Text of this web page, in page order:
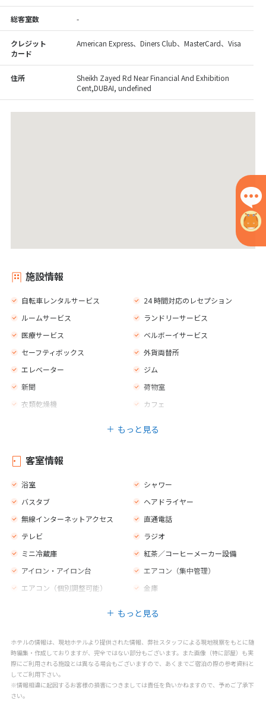
総客室数 -
クレジット
カード
American Express、Diners Club、MasterCard、Visa
住所
Sheikh Zayed Rd Near Financial And Exhibition
Cent,DUBAI, undefined
施設情報
自転車レンタルサービス
24 時間対応のレセプション
ルームサービス
ランドリーサービス
医療サービス
ベルボーイサービス
セーフティボックス
外貨両替所
エレベーター
ジム
新聞
荷物室
衣類乾燥機
カフェ
子供用の椅子
子供用プール
マッサージ
スパトリートメント
フィットネス
もっと見る
客室情報
浴室
シャワー
バスタブ
ヘアドライヤー
無線インターネットアクセス
直通電話
テレビ
ラジオ
ミニ冷蔵庫
紅茶／コーヒーメーカー設備
アイロン・アイロン台
エアコン（集中管理）
エアコン（個別調整可能）
金庫
もっと見る
ホテルの情報は、現地ホテルより提供された情報、弊社スタッフによる現地視察をもとに随
時編集・作成しておりますが、完全ではない部分もございます。また画像（特に部屋）も実
際にご利用される施設とは異なる場合もございますので、あくまでご宿泊の際の参考資料と
してご利用下さい。
※情報相違に起因するお客様の損害につきましては責任を負いかねますので、予めご了承下
さい。